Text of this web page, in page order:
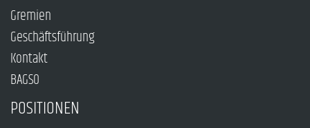
Gremien
Geschäftsführung
Kontakt
BAGSO
POSITIONEN